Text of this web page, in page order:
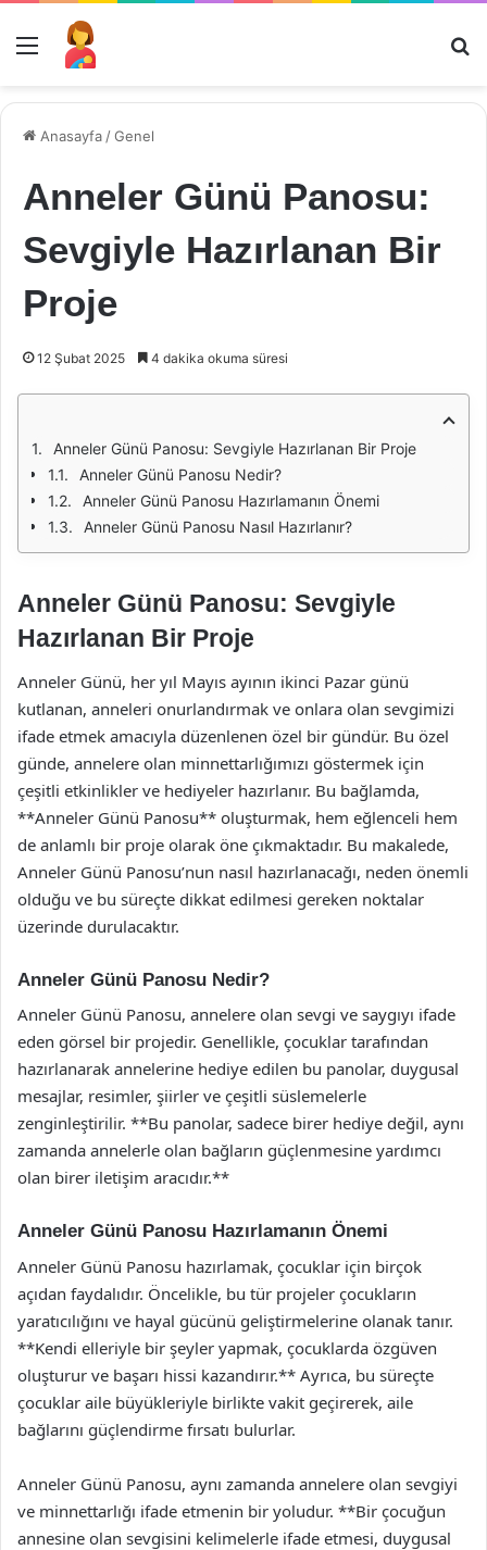
Menü
Anasayfa /Genel
Anneler Günü Panosu:
Sevgiyle Hazırlanan Bir
Proje
12 Şubat 2025 4 dakika okuma süresi
Anneler Günü Panosu: Sevgiyle Hazırlanan Bir Proje
Anneler Günü Panosu Nedir?
Anneler Günü Panosu Hazırlamanın Önemi
Anneler Günü Panosu Nasıl Hazırlanır?
Anneler Günü Panosu: Sevgiyle
Hazırlanan Bir Proje
Anneler Günü, her yıl Mayıs ayının ikinci Pazar günü
kutlanan, anneleri onurlandırmak ve onlara olan sevgimizi
ifade etmek amacıyla düzenlenen özel bir gündür. Bu özel
günde, annelere olan minnettarlığımızı göstermek için
çeşitli etkinlikler ve hediyeler hazırlanır. Bu bağlamda,
**Anneler Günü Panosu** oluşturmak, hem eğlenceli hem
de anlamlı bir proje olarak öne çıkmaktadır. Bu makalede,
Anneler Günü Panosu’nun nasıl hazırlanacağı, neden önemli
olduğu ve bu süreçte dikkat edilmesi gereken noktalar
üzerinde durulacaktır.
Anneler Günü Panosu Nedir?
Anneler Günü Panosu, annelere olan sevgi ve saygıyı ifade
eden görsel bir projedir. Genellikle, çocuklar tarafından
hazırlanarak annelerine hediye edilen bu panolar, duygusal
mesajlar, resimler, şiirler ve çeşitli süslemelerle
zenginleştirilir. **Bu panolar, sadece birer hediye değil, aynı
zamanda annelerle olan bağların güçlenmesine yardımcı
olan birer iletişim aracıdır.**
Anneler Günü Panosu Hazırlamanın Önemi
Anneler Günü Panosu hazırlamak, çocuklar için birçok
açıdan faydalıdır. Öncelikle, bu tür projeler çocukların
yaratıcılığını ve hayal gücünü geliştirmelerine olanak tanır.
**Kendi elleriyle bir şeyler yapmak, çocuklarda özgüven
oluşturur ve başarı hissi kazandırır.** Ayrıca, bu süreçte
çocuklar aile büyükleriyle birlikte vakit geçirerek, aile
bağlarını güçlendirme fırsatı bulurlar.
Anneler Günü Panosu, aynı zamanda annelere olan sevgiyi
ve minnettarlığı ifade etmenin bir yoludur. **Bir çocuğun
annesine olan sevgisini kelimelerle ifade etmesi, duygusal